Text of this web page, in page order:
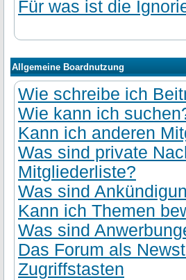
Für was ist die
Allgemeine Boardnutzung
Wie schreibe ich
Wie kann ich
Kann ich anderen
Was sind private
Mitgliederliste?
Was sind
Kann ich Themen
Was sind
Das Forum als
Zugriffstasten